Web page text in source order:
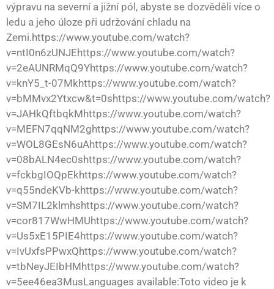
výpravu na severní a jižní pól, abyste se dozvěděli více o
ledu a jeho úloze při udržování chladu na
Zemi.https://www.youtube.com/watch?
v=ntI0n6zUNJEhttps://www.youtube.com/watch?
v=2eAUNRMqQ9Yhttps://www.youtube.com/watch?
v=knY5_t-07Mkhttps://www.youtube.com/watch?
v=bMMvx2Ytxcw&t=0shttps://www.youtube.com/watch?
v=JAHkQftbqkMhttps://www.youtube.com/watch?
v=MEFN7qqNM2ghttps://www.youtube.com/watch?
v=WOL8GEsN6uAhttps://www.youtube.com/watch?
v=08bALN4ec0shttps://www.youtube.com/watch?
v=fckbgIOQpEkhttps://www.youtube.com/watch?
v=q55ndeKVb-khttps://www.youtube.com/watch?
v=SM7IL2klmhshttps://www.youtube.com/watch?
v=cor817WwHMUhttps://www.youtube.com/watch?
v=Us5xE15PIE4https://www.youtube.com/watch?
v=IvUxfsPPwxQhttps://www.youtube.com/watch?
v=tbNeyJEIbHMhttps://www.youtube.com/watch?
v=5ee46ea3MusLanguages available:Toto video je k